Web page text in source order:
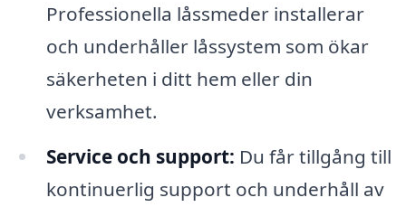
Professionella låssmeder installerar
och underhåller låssystem som ökar
säkerheten i ditt hem eller din
verksamhet.
Service och support: Du får tillgång till
kontinuerlig support och underhåll av